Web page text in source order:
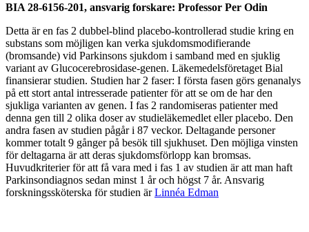
BIA 28-6156-201, ansvarig forskare: Professor Per Odin
Detta är en fas 2 dubbel-blind placebo-kontrollerad studie kring en
substans som möjligen kan verka sjukdomsmodifierande
(bromsande) vid Parkinsons sjukdom i samband med en sjuklig
variant av Glucocerebrosidase-genen. Läkemedelsföretaget Bial
finansierar studien. Studien har 2 faser: I första fasen görs genanalys
på ett stort antal intresserade patienter för att se om de har den
sjukliga varianten av genen. I fas 2 randomiseras patienter med
denna gen till 2 olika doser av studieläkemedlet eller placebo. Den
andra fasen av studien pågår i 87 veckor. Deltagande personer
kommer totalt 9 gånger på besök till sjukhuset. Den möjliga vinsten
för deltagarna är att deras sjukdomsförlopp kan bromsas.
Huvudkriterier för att få vara med i fas 1 av studien är att man haft
Parkinsondiagnos sedan minst 1 år och högst 7 år. Ansvarig
forskningssköterska för studien ärLinnéa Edman